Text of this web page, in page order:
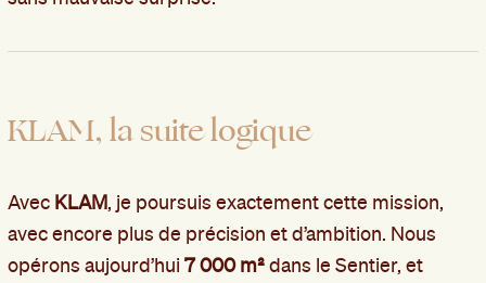
KLAM, la suite logique
Avec KLAM, je poursuis exactement cette mission,
avec encore plus de précision et d’ambition. Nous
opérons aujourd’hui 7 000 m²dans le Sentier, et